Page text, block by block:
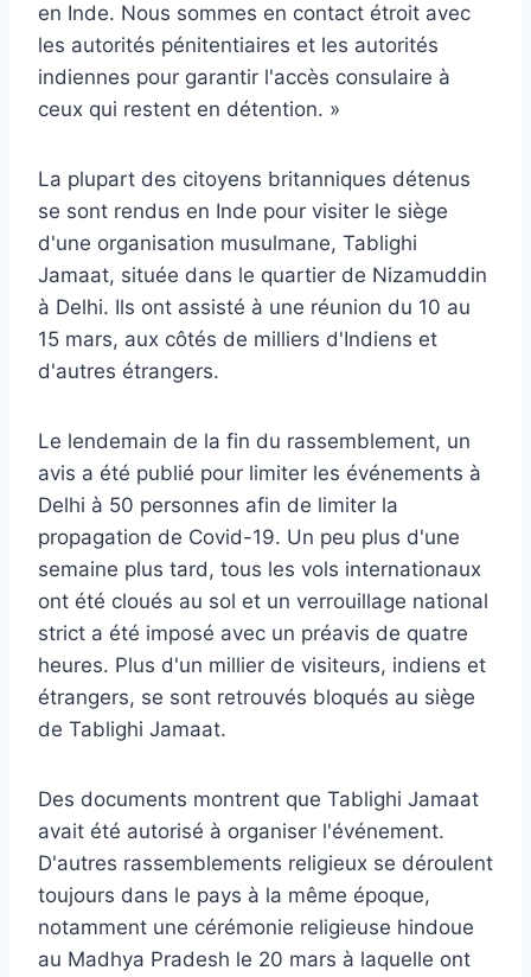
en Inde. Nous sommes en contact étroit avec
les autorités pénitentiaires et les autorités
indiennes pour garantir l'accès consulaire à
ceux qui restent en détention. »
La plupart des citoyens britanniques détenus
se sont rendus en Inde pour visiter le siège
d'une organisation musulmane, Tablighi
Jamaat, située dans le quartier de Nizamuddin
à Delhi. Ils ont assisté à une réunion du 10 au
15 mars, aux côtés de milliers d'Indiens et
d'autres étrangers.
Le lendemain de la fin du rassemblement, un
avis a été publié pour limiter les événements à
Delhi à 50 personnes afin de limiter la
propagation de Covid-19. Un peu plus d'une
semaine plus tard, tous les vols internationaux
ont été cloués au sol et un verrouillage national
strict a été imposé avec un préavis de quatre
heures. Plus d'un millier de visiteurs, indiens et
étrangers, se sont retrouvés bloqués au siège
de Tablighi Jamaat.
Des documents montrent que Tablighi Jamaat
avait été autorisé à organiser l'événement.
D'autres rassemblements religieux se déroulent
toujours dans le pays à la même époque,
notamment une cérémonie religieuse hindoue
au Madhya Pradesh le 20 mars à laquelle ont